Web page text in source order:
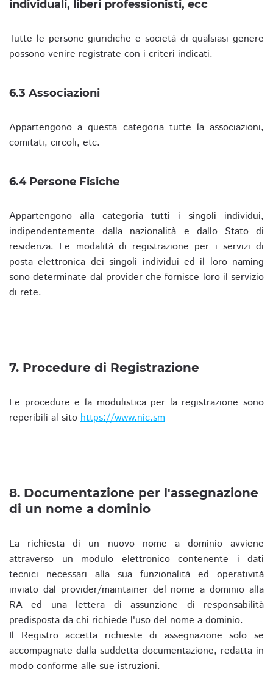
individuali, liberi professionisti, ecc
Tutte le persone giuridiche e società di qualsiasi genere
possono venire registrate con i criteri indicati.
6.3 Associazioni
Appartengono a questa categoria tutte la associazioni,
comitati, circoli, etc.
6.4 Persone Fisiche
Appartengono alla categoria tutti i singoli individui,
indipendentemente dalla nazionalità e dallo Stato di
residenza. Le modalità di registrazione per i servizi di
posta elettronica dei singoli individui ed il loro naming
sono determinate dal provider che fornisce loro il servizio
di rete.
7. Procedure di Registrazione
Le procedure e la modulistica per la registrazione sono
reperibili al sito https://www.nic.sm
8. Documentazione per l'assegnazione
di un nome a dominio
La richiesta di un nuovo nome a dominio avviene
attraverso un modulo elettronico contenente i dati
tecnici necessari alla sua funzionalità ed operatività
inviato dal provider/maintainer del nome a dominio alla
RA ed una lettera di assunzione di responsabilità
predisposta da chi richiede l'uso del nome a dominio.
Il Registro accetta richieste di assegnazione solo se
accompagnate dalla suddetta documentazione, redatta in
modo conforme alle sue istruzioni.